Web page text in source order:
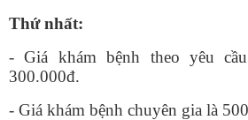
Thứ nhất:
- Giá khám bệnh theo yêu
300.000đ.
- Giá khám bệnh chuyên gia là